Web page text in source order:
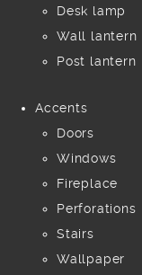
Desk lamp
Wall lantern
Post lantern
Accents
Doors
Windows
Fireplace
Perforations
Stairs
Wallpaper